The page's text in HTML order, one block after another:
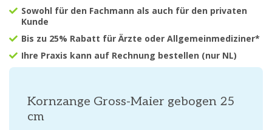
Sowohl für den Fachmann als auch für den privaten
Kunde
Bis zu 25% Rabatt für Ärzte oder Allgemeinmediziner*
Ihre Praxis kann auf Rechnung bestellen (nur NL)
Kornzange Gross-Maier gebogen 25
cm